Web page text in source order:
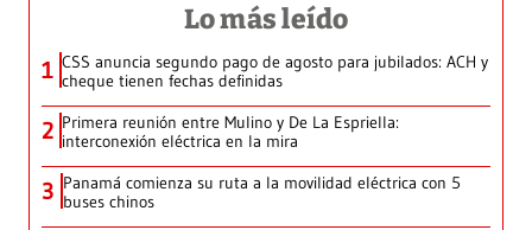
Lo más leído
1 CSS anuncia segundo pago de agosto para jubilados: ACH y
cheque tienen fechas definidas
2 Primera reunión entre Mulino y De La Espriella:
interconexión eléctrica en la mira
3 Panamá comienza su ruta a la movilidad eléctrica con 5
buses chinos